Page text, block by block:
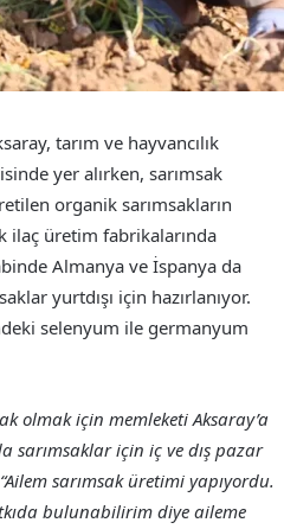
tarım ve hayvancılık
yer alırken, sarımsak
organik sarımsakların
ilaç üretim fabrikalarında
Almanya ve İspanya da
yurtdışı için hazırlanıyor.
selenyum ile germanyum
olmak için memleketi Aksaray’a
sarımsaklar için iç ve dış pazar
sarımsak üretimi yapıyordu.
bulunabilirim diye aileme